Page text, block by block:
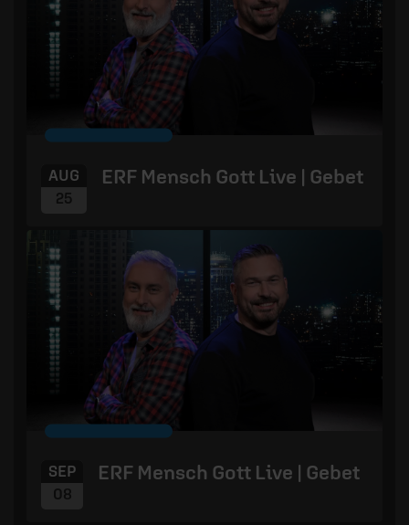
AUG
25
ERF Mensch Gott Live | Gebet
SEP
08
ERF Mensch Gott Live | Gebet